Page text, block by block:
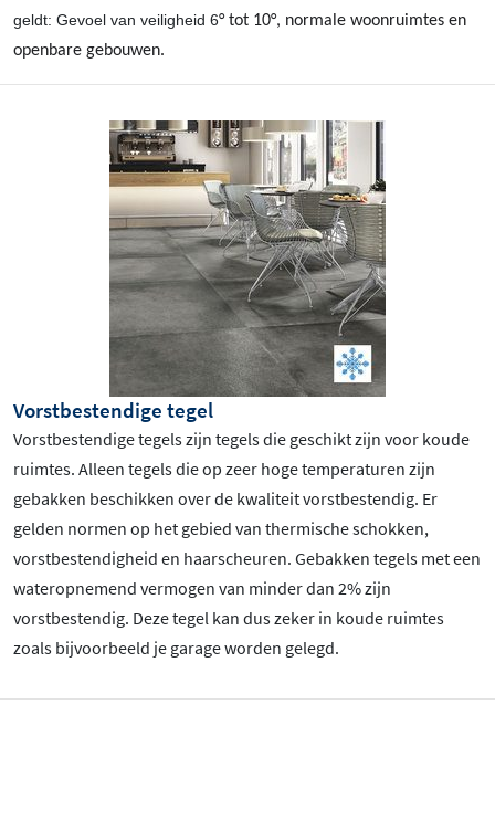
geldt: Gevoel van veiligheid 6° tot 10°, normale woonruimtes en
openbare gebouwen.
Vorstbestendige tegel
Vorstbestendige tegels zijn tegels die geschikt zijn voor koude
ruimtes. Alleen tegels die op zeer hoge temperaturen zijn
gebakken beschikken over de kwaliteit vorstbestendig. Er
gelden normen op het gebied van thermische schokken,
vorstbestendigheid en haarscheuren. Gebakken tegels met een
wateropnemend vermogen van minder dan 2% zijn
vorstbestendig. Deze tegel kan dus zeker in koude ruimtes
zoals bijvoorbeeld je garage worden gelegd.